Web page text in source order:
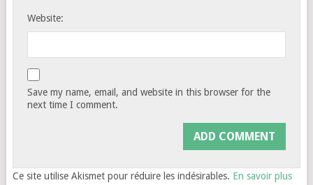
Website:
Save my name, email, and website in this browser for the
next time I comment.
Ce site utilise Akismet pour réduire les indésirables. En savoir plus